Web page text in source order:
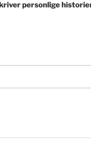
personlige